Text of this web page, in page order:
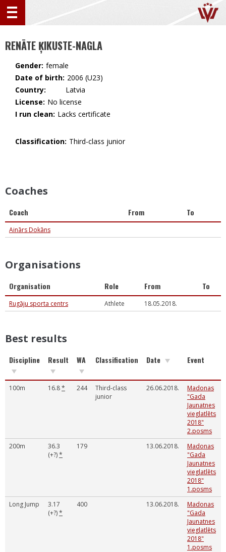
RENĀTE ĶIKUSTE-NAGLA
Gender: female
Date of birth: 2006 (U23)
Country:
🇱🇻 Latvia
License: No license
I run clean: Lacks certificate
Classification: Third-class junior
Coaches
Coach From To
Ainārs Dokāns
Organisations
Organisation Role From To
Rugāju sporta centrs Athlete 18.05.2018.
Best results
Discipline Result WA Classification Date Event
100m 16.8* 244
Third-class
junior
26.06.2018.
Madonas
"Gada
Jaunatnes
vieglatlēts
2018"
2.posms
200m
36.3
(+?)*
179 13.06.2018.
Madonas
"Gada
Jaunatnes
vieglatlēts
2018"
1.posms
Long Jump
3.17
(+?)*
400 13.06.2018.
Madonas
"Gada
Jaunatnes
vieglatlēts
2018"
1.posms